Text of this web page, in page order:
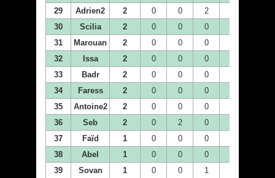
29
Adrien2 2 0 0 2
30
Scilia 2 0 0 0
31
Marouan 2 0 0 0
32
Issa 2 0 0 0
33
Badr 2 0 0 0
34
Faress 2 0 0 0
35
Antoine2 2 0 0 0
36
Seb 2 0 2 0
37
Faïd 1 0 0 0
38
Abel 1 0 0 0
39
Sovan 1 0 0 1